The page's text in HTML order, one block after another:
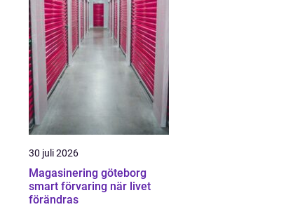
30 juli 2026
Magasinering göteborg
smart förvaring när livet
förändras